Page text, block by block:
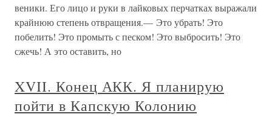
веники. Его лицо и руки в лайковых перчатках выражали
крайнюю степень отвращения.— Это убрать! Это
побелить! Это промыть с песком! Это выбросить! Это
сжечь! А это оставить, но
XVII. Конец АКК. Я планирую
пойти в Капскую Колонию